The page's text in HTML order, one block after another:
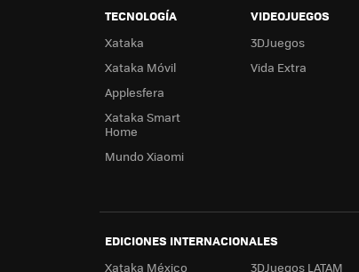
TECNOLOGÍA
Xataka
Xataka Móvil
Applesfera
Xataka Smart
Home
Mundo Xiaomi
VIDEOJUEGOS
3DJuegos
Vida Extra
EDICIONES INTERNACIONALES
Xataka México
3DJuegos LATAM